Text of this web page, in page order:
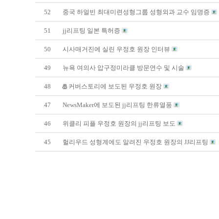
52 중국 하얼빈 최대미련성형그룹 성형외과 교수 임명증
51 jj리프팅 일본 특허증
50 시사매거진에 실린 우정호 원장 인터뷰
49 뉴욕 여의사 압구정미라클 방문연수 및 시술
48 커버스토리에 보도된 우정호 원장
47 NewsMaker에 보도된 jj리프팅 한류열풍
46 위클리 피플 우정호 원장의 jj리프팅 보도
45 헐리우드 성형계에도 알려진 우정호 원장의 JJ리프팅